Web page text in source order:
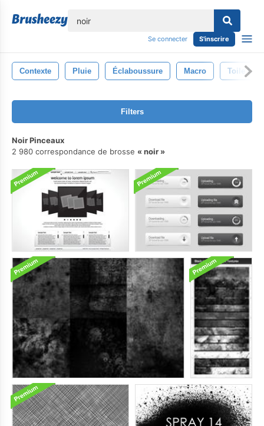
Se connecter S'inscrire
Contexte Pluie Éclaboussure Macro Toile De
Filters
Noir Pinceaux
2 980 correspondance de brosse
noir